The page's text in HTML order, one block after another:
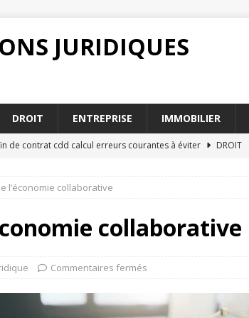
JURIDIQUES
DROIT ENTREPRISE IMMOBILIER
de contrat cdd calcul erreurs courantes à éviter
DROIT
traités par un avocat droit de la famille Versailles
l’économie collaborative
collaborative
Commentaires fermés